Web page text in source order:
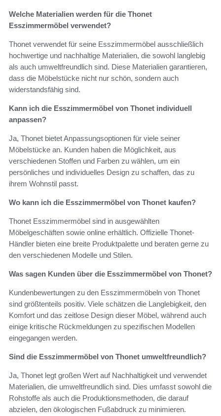
Welche Materialien werden für die Thonet
Esszimmermöbel verwendet?
Thonet verwendet für seine Esszimmermöbel ausschließlich
hochwertige und nachhaltige Materialien, die sowohl langlebig
als auch umweltfreundlich sind. Diese Materialien garantieren,
dass die Möbelstücke nicht nur schön, sondern auch
widerstandsfähig sind.
Kann ich die Esszimmermöbel von Thonet individuell
anpassen?
Ja, Thonet bietet Anpassungsoptionen für viele seiner
Möbelstücke an. Kunden haben die Möglichkeit, aus
verschiedenen Stoffen und Farben zu wählen, um ein
persönliches und individuelles Design zu schaffen, das zu
ihrem Wohnstil passt.
Wo kann ich die Esszimmermöbel von Thonet kaufen?
Thonet Esszimmermöbel sind in ausgewählten
Möbelgeschäften sowie online erhältlich. Offizielle Thonet-
Händler bieten eine breite Produktpalette und beraten gerne zu
den verschiedenen Modelle und Stilen.
Was sagen Kunden über die Esszimmermöbel von Thonet?
Kundenbewertungen zu den Esszimmermöbeln von Thonet
sind größtenteils positiv. Viele schätzen die Langlebigkeit, den
Komfort und das zeitlose Design dieser Möbel, während auch
einige kritische Rückmeldungen zu spezifischen Modellen
eingegangen werden.
Sind die Esszimmermöbel von Thonet umweltfreundlich?
Ja, Thonet legt großen Wert auf Nachhaltigkeit und verwendet
Materialien, die umweltfreundlich sind. Dies umfasst sowohl die
Rohstoffe als auch die Produktionsmethoden, die darauf
abzielen, den ökologischen Fußabdruck zu minimieren.